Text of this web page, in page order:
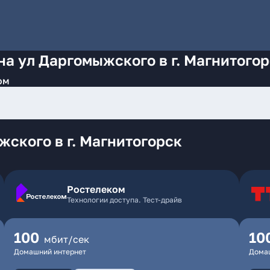
ул Даргомыжского в г.
в г. Магнитогорск
Ростелеком
Технологии доступа. Тест-драйв
100 мбит/сек
Домашний интернет